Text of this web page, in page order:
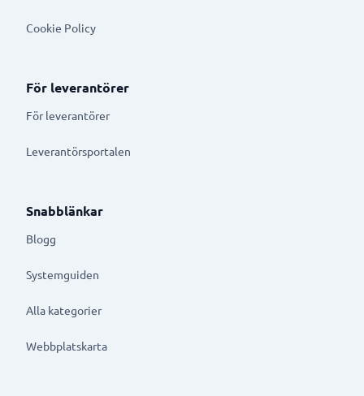
Cookie Policy
För leverantörer
För leverantörer
Leverantörsportalen
Snabblänkar
Blogg
Systemguiden
Alla kategorier
Webbplatskarta